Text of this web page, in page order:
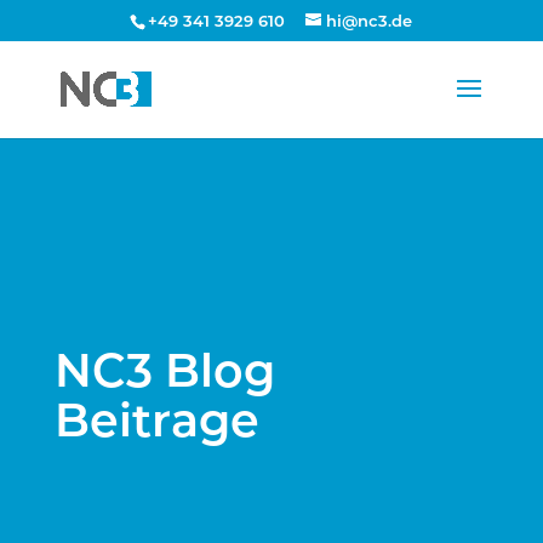
+49 341 3929 610 hi@nc3.de
NC3 Blog
Beitrage